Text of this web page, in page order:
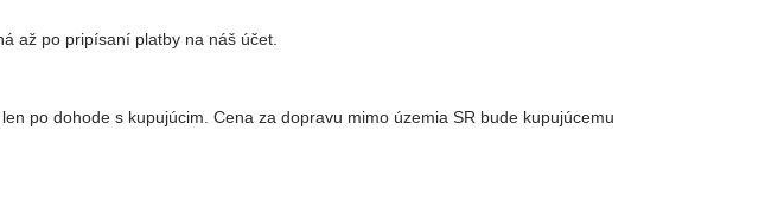
až po pripísaní platby na náš účet.
po dohode s kupujúcim. Cena za dopravu mimo územia SR bude kupujúcemu